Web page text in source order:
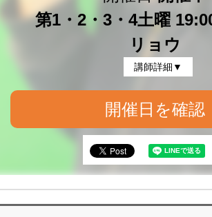
第1・2・3・4土曜
リョウ
講師詳細▼
開催日を確認